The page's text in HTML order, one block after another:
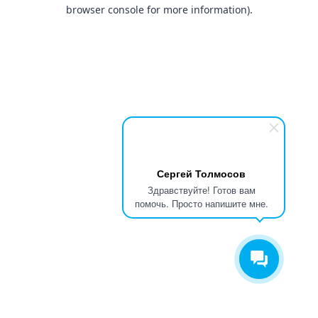
Сергей Толмосов
Здравствуйте! Готов вам
помочь. Просто напишите мне.
browser console for more information).